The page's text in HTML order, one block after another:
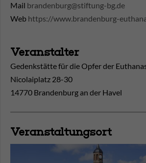
Mail brandenburg@stiftung-bg.de
Web https://www.brandenburg-
Veranstalter
Gedenkstätte für die Opfer der
Nicolaiplatz 28-30
14770 Brandenburg an der Havel
Veranstaltungsort